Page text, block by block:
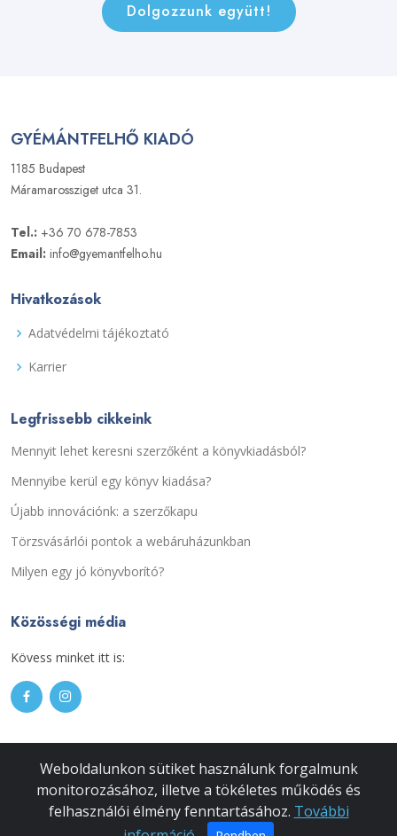
Dolgozzunk együtt!
GYÉMÁNTFELHŐ KIADÓ
1185 Budapest
Máramarossziget utca 31.
Tel.: +36 70 678-7853
Email: info@gyemantfelho.hu
Hivatkozások
Adatvédelmi tájékoztató
Karrier
Legfrissebb cikkeink
Mennyit lehet keresni szerzőként a könyvkiadásból?
Mennyibe kerül egy könyv kiadása?
Újabb innovációnk: a szerzőkapu
Törzsvásárlói pontok a webáruházunkban
Milyen egy jó könyvborító?
Közösségi média
Kövess minket itt is:
© Copyright 2026Gyémántfelhő Kiadó. Minden jog fenntartva.
Weboldalunkon sütiket használunk forgalmunk
monitorozásához, illetve a tökéletes működés és
felhasználói élmény fenntartásához. További